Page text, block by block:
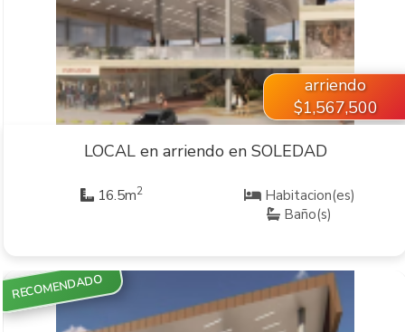
VER INMUEBLE
arriendo
$1,567,500
LOCAL en arriendo en SOLEDAD
16.5m2
Habitacion(es)
Baño(s)
RECOMENDADO